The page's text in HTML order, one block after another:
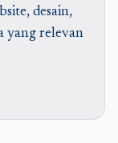
desain,
yang relevan